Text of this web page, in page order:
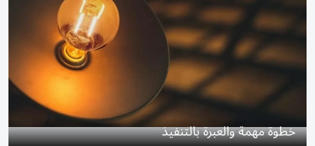
خطوة مهمة والعبرة بالتنفيذ